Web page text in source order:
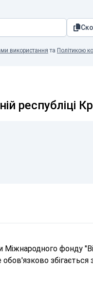
використання та Політикою
республіці
фонду
обов'язково